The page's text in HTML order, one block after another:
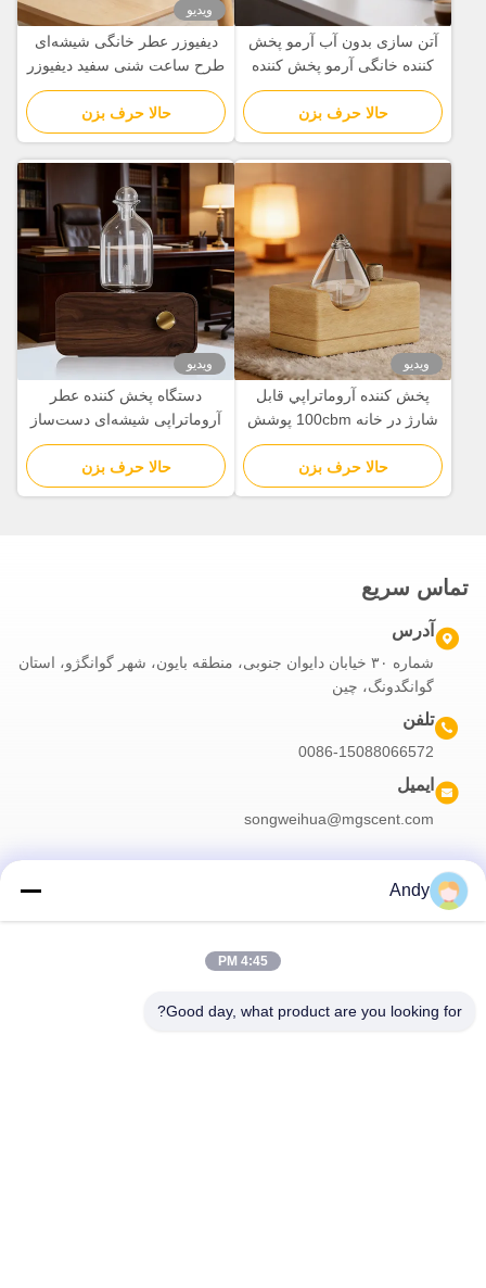
آتن سازی بدون آب آرمو پخش
کننده خانگی آرمو پخش کننده
مدرن مینیمالیستی
حالا حرف بزن
ویدیو
دیفیوزر عطر خانگی شیشه‌ای
طرح ساعت شنی سفید دیفیوزر
عطر اداری
حالا حرف بزن
ویدیو
پخش کننده آروماتراپي قابل
شارژ در خانه 100cbm پوشش
با کنترل روشنایی مستقل
حالا حرف بزن
ویدیو
دستگاه پخش کننده عطر
آروماتراپی شیشه‌ای دست‌ساز
با حفظ دانه‌های چوب طبیعی
حالا حرف بزن
تماس سریع
آدرس
شماره ۳۰ خیابان دایوان جنوبی، منطقه بایون، شهر گوانگژو، استان
گوانگدونگ، چین
تلفن
0086-15088066572
ایمیل
songweihua@mgscent.com
Andy
4:45 PM
Good day, what product are you looking for?